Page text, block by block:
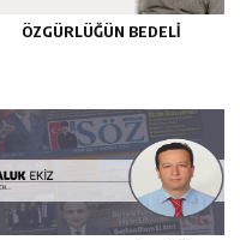
ÖZGÜRLÜĞÜN BEDELİ